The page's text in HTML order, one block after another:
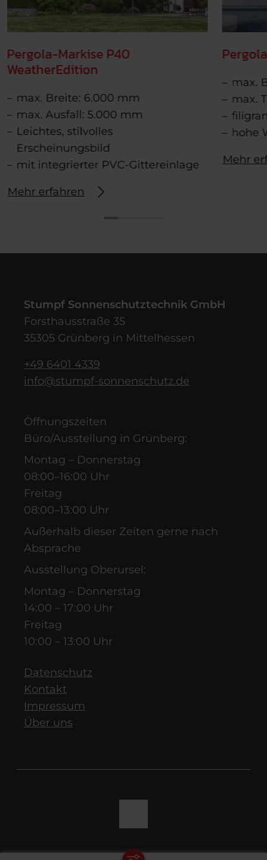
Pergola-Markise P40
WeatherEdition
max. Breite: 6.000 mm
max. Ausfall: 5.000 mm
Leichtes, stilvolles
Erscheinungsbild
mit integrierter PVC-Gittereinlage
Mehr erfahren
max.
max.
hohe
Mehr
Stumpf Sonnenschutztechnik GmbH
Forsthausstraße 35
35305 Grünberg in Mittelhessen
+49 6401 4339
info@stumpf-sonnenschutz.de
Öffnungszeiten
Büro/Ausstellung in Grünberg:
Montag – Donnerstag
08:00–16:00 Uhr
Freitag
08:00–13:00 Uhr
Außerhalb dieser Zeiten gerne nach
Absprache
Ausstellung Oberursel:
Montag – Donnerstag
14:00 – 17:00 Uhr
Freitag
10:00 – 13:00 Uhr
Datenschutz
Kontakt
Impressum
Über uns